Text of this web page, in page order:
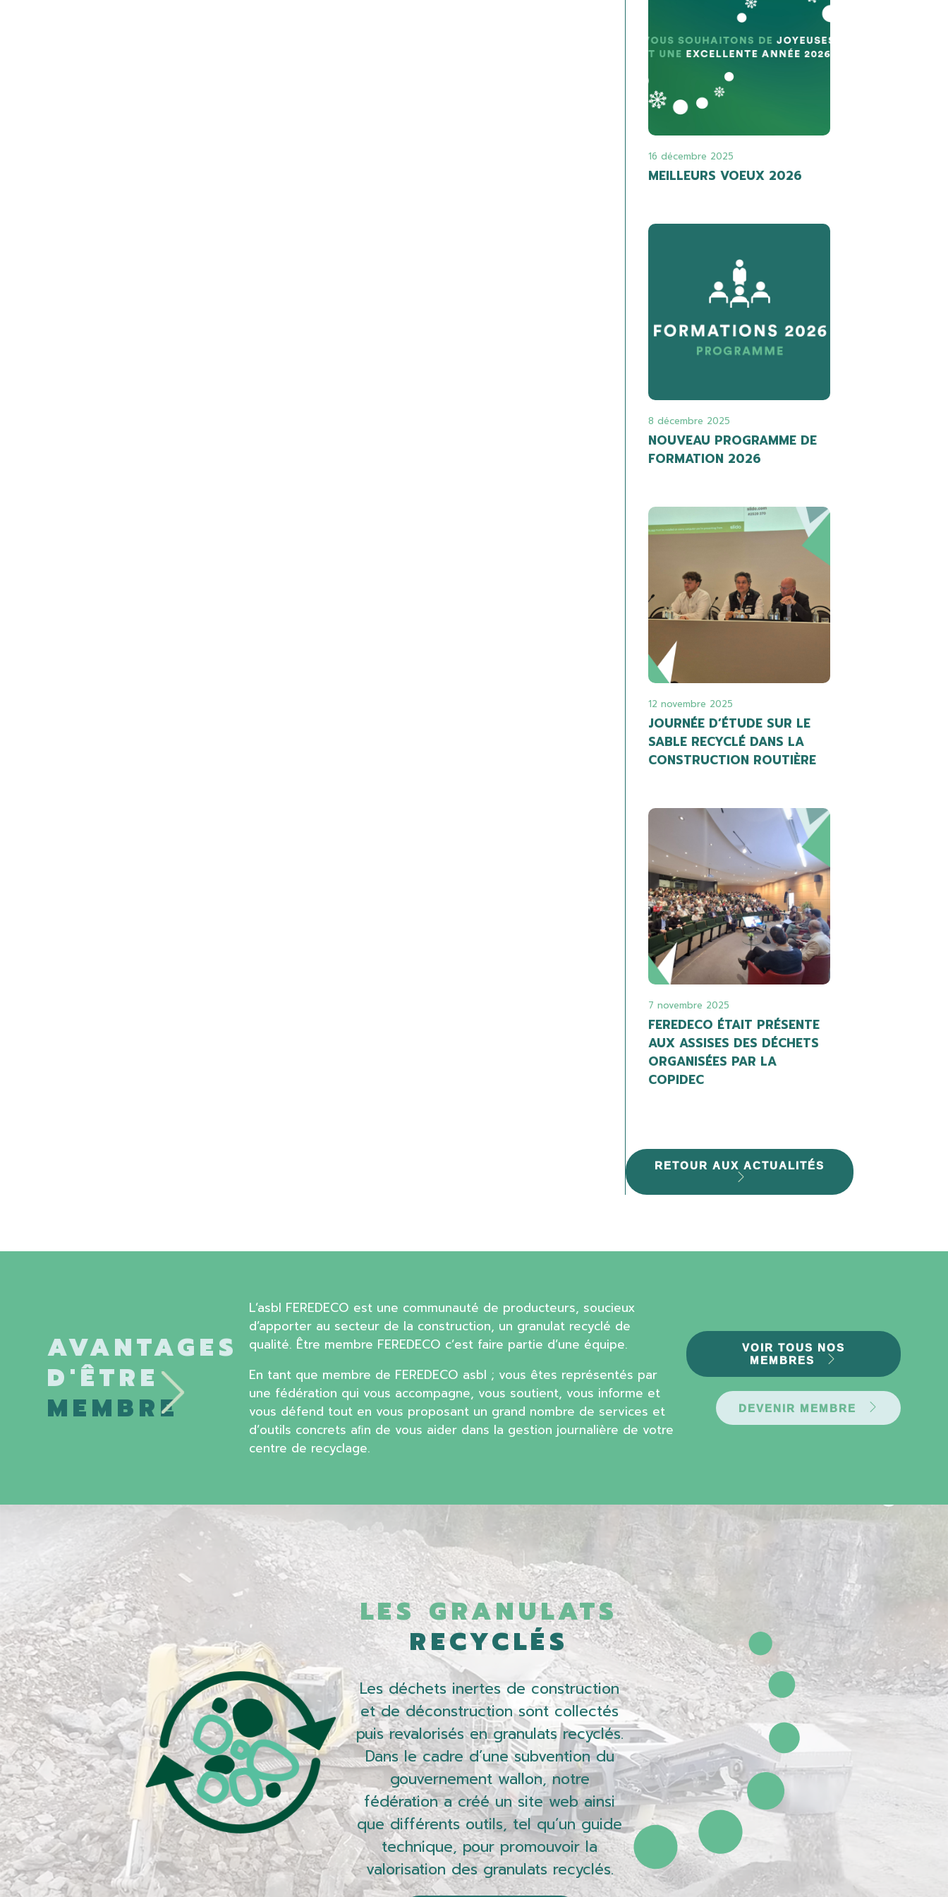
16 décembre 2025
MEILLEURS VOEUX 2026
8 décembre 2025
NOUVEAU PROGRAMME DE
FORMATION 2026
12 novembre 2025
JOURNÉE D’ÉTUDE SUR LE
SABLE RECYCLÉ DANS LA
CONSTRUCTION ROUTIÈRE
7 novembre 2025
FEREDECO ÉTAIT PRÉSENTE
AUX ASSISES DES DÉCHETS
ORGANISÉES PAR LA
COPIDEC
RETOUR AUX ACTUALITÉS
AVANTAGES
D'ÊTRE
MEMBRE
L’asbl FEREDECO est une communauté de producteurs, soucieux
d’apporter au secteur de la construction, un granulat recyclé de
qualité. Être membre FEREDECO c’est faire partie d’une équipe.
En tant que membre de FEREDECO asbl ; vous êtes représentés par
une fédération qui vous accompagne, vous soutient, vous informe et
vous défend tout en vous proposant un grand nombre de services et
d’outils concrets aﬁn de vous aider dans la gestion journalière de votre
centre de recyclage.
VOIR TOUS NOS
MEMBRES
DEVENIR MEMBRE
LES GRANULATS
RECYCLÉS
Les déchets inertes de construction
et de déconstruction sont collectés
puis revalorisés en granulats recyclés.
Dans le cadre d’une subvention du
gouvernement wallon, notre
fédération a créé un site web ainsi
que différents outils, tel qu’un guide
technique, pour promouvoir la
valorisation des granulats recyclés.